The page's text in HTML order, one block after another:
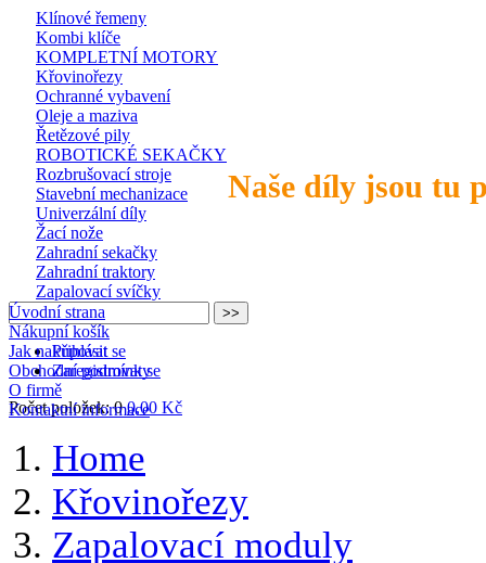
Naše díly jsou tu
Klínové řemeny
Kombi klíče
KOMPLETNÍ MOTORY
Křovinořezy
Ochranné vybavení
Oleje a maziva
Řetězové pily
ROBOTICKÉ SEKAČKY
Rozbrušovací stroje
Stavební mechanizace
Univerzální díly
Žací nože
Zahradní sekačky
Zahradní traktory
Zapalovací svíčky
Přihlásit se
Zaregistrovat se
Počet položek: 0 0,00 Kč
Úvodní strana
Nákupní košík
Jak nakupovat
Obchodní podmínky
O firmě
Kontaktní informace
Home
Křovinořezy
Zapalovací moduly